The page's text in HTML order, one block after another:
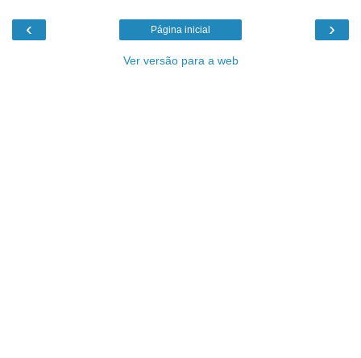
‹ ›
Página inicial
Ver versão para a web